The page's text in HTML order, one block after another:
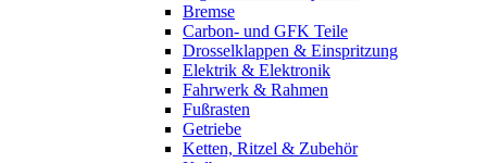
Bremse
Carbon- und GFK Teile
Drosselklappen & Einspritzung
Elektrik & Elektronik
Fahrwerk & Rahmen
Fußrasten
Getriebe
Ketten, Ritzel & Zubehör